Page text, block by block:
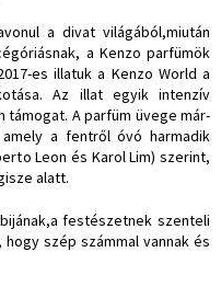
a divat világából,miután
a Kenzo parfümök
es illatuk a Kenzo World a
Az illat egyik intenzív
támogat. A parfüm üvege már-
a fentről óvó harmadik
Leon és Karol Lim) szerint,
alatt.
festészetnek szenteli
szép számmal vannak és